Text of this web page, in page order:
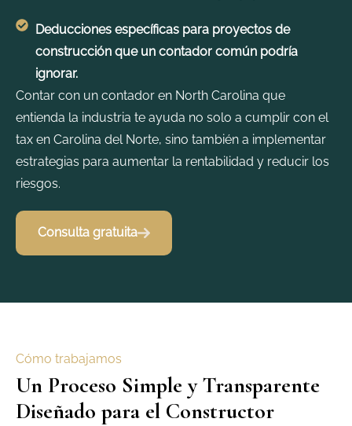
Deducciones específicas para proyectos de
construcción que un contador común podría
ignorar.
Contar con un contador en North Carolina que
entienda la industria te ayuda no solo a cumplir con el
tax en Carolina del Norte, sino también a implementar
estrategias para aumentar la rentabilidad y reducir los
riesgos.
Consulta gratuita
Cómo trabajamos
Un Proceso Simple y Transparente
Diseñado para el Constructor